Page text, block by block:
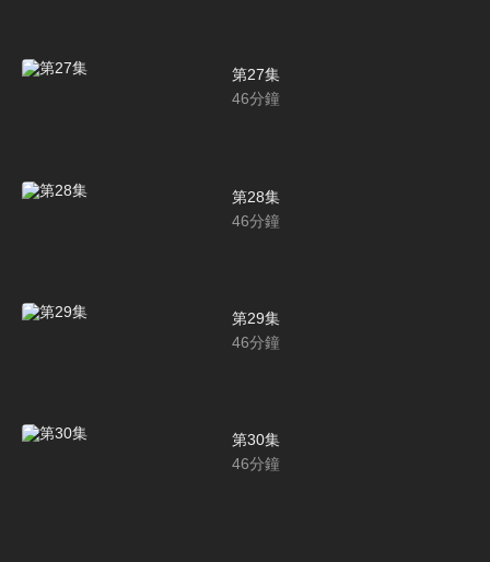
第27集
46分鐘
第28集
46分鐘
第29集
46分鐘
第30集
46分鐘